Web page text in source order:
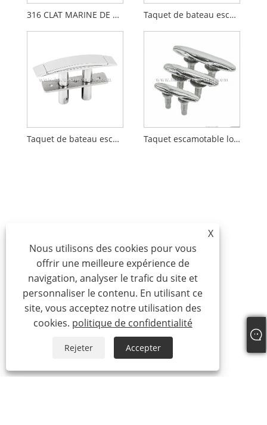
316 CLAT MARINE DE BASE OUVERT-AVEUX INOXEM Taquet de bateau escamotable encastré en acier inoxydable 316L
Taquet de bateau escamotable en acier inoxydable 316L Taquet escamotable lourd marin en acier inoxydable 316
X
Nous utilisons des cookies pour vous
offrir une meilleure expérience de
navigation, analyser le trafic du site et
personnaliser le contenu. En utilisant ce
site, vous acceptez notre utilisation des
cookies. politique de confidentialité
Rejeter Accepter